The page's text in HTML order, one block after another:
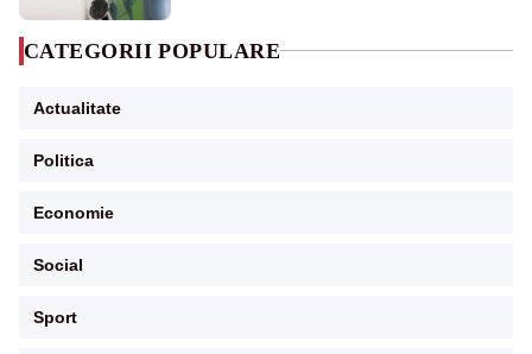
CATEGORII POPULARE
Actualitate
Politica
Economie
Social
Sport